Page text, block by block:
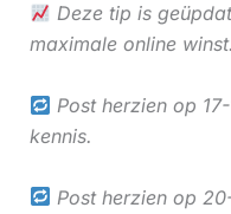
Deze tip is
maximale online winst.
Post herzien op
kennis.
Post herzien op